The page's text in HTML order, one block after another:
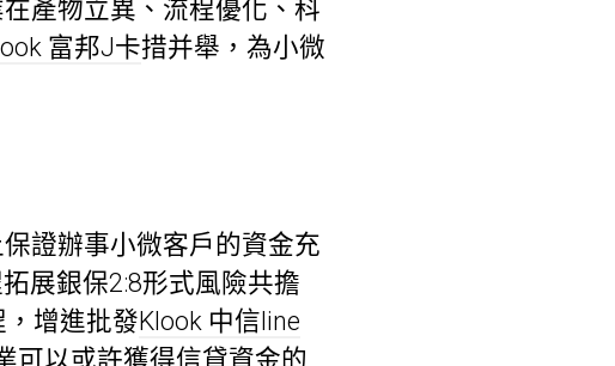
在產物立異、流程優化、科
富邦J卡措并舉，為小微
證辦事小微客戶的資金充
展銀保2:8形式風險共擔
增進批發Klook 中信line
可以或許獲得信貸資金的